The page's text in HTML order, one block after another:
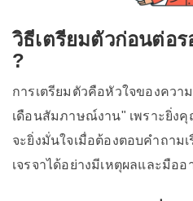
วิธีเตรียมตัวก่อนต่อร
?
การเตรียมตัวคือหัวใจของควา
เดือนสัมภาษณ์งาน" เพราะยิ่ง
จะยิ่งมั่นใจเมื่อต้องตอบคำถาม
เจรจาได้อย่างมีเหตุผลและมือ